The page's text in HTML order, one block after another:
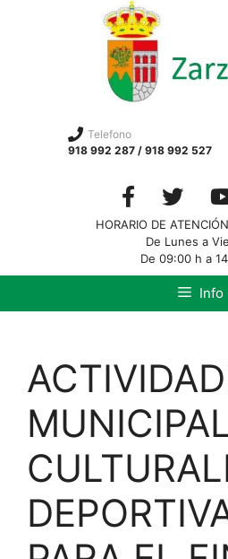
Telefono
918 992 287 / 918 992 527
HORARIO DE
De Lunes a
De 09:00 h a
Info